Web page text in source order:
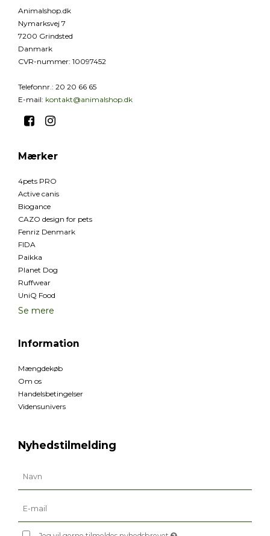
Animalshop.dk
Nymarksvej 7
7200 Grindsted
Danmark
CVR-nummer: 10097452
Telefonnr.: 20 20 66 65
E-mail: kontakt@animalshop.dk
Mærker
4pets PRO
Active canis
Biogance
CAZO design for pets
Fenriz Denmark
FIDA
Paikka
Planet Dog
Ruffwear
UniQ Food
Se mere
Information
Mængdekøb
Om os
Handelsbetingelser
Vidensunivers
Nyhedstilmelding